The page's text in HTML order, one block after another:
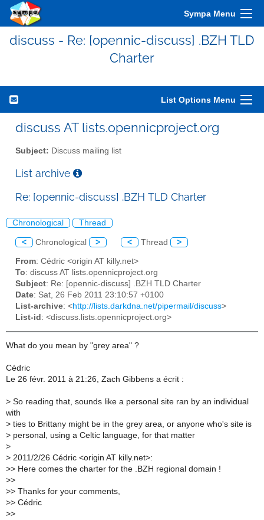
Sympa Menu
discuss - Re: [opennic-discuss] .BZH TLD
Charter
List Options Menu
discuss AT lists.opennicproject.org
Subject: Discuss mailing list
List archive
Re: [opennic-discuss] .BZH TLD Charter
Chronological Thread
< Chronological > < Thread >
From: Cédric <origin AT killy.net>
To: discuss AT lists.opennicproject.org
Subject: Re: [opennic-discuss] .BZH TLD Charter
Date: Sat, 26 Feb 2011 23:10:57 +0100
List-archive: <http://lists.darkdna.net/pipermail/discuss>
List-id : <discuss.lists.opennicproject.org>
What do you mean by "grey area" ?
Cédric
Le 26 févr. 2011 à 21:26, Zach Gibbens a écrit :
> So reading that, sounds like a personal site ran by an individual
with
> ties to Brittany might be in the grey area, or anyone who's site is
> personal, using a Celtic language, for that matter
>
> 2011/2/26 Cédric <origin AT killy.net>:
>> Here comes the charter for the .BZH regional domain !
>>
>> Thanks for your comments,
>> Cédric
>>